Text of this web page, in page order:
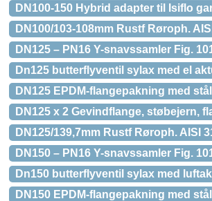
DN100-150 Hybrid adapter til Isiflo
DN100/103-108mm Rustf Røroph.
DN125 – PN16 Y-snavssamler Fig.
Dn125 butterflyventil sylax med el
DN125 EPDM-flangepakning med
DN125 x 2 Gevindflange, støbejern,
DN125/139,7mm Rustf Røroph. AISI
DN150 – PN16 Y-snavssamler Fig.
Dn150 butterflyventil sylax med
DN150 EPDM-flangepakning med